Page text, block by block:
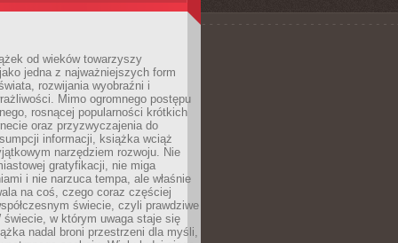
od wieków towarzyszy
jedna z najważniejszych form
rozwijania wyobraźni i
Mimo ogromnego postępu
rosnącej popularności krótkich
oraz przyzwyczajenia do
informacji, książka wciąż
narzędziem rozwoju. Nie
gratyfikacji, nie miga
i nie narzuca tempa, ale właśnie
na coś, czego coraz częściej
świecie, czyli prawdziwe
świecie, w którym uwaga staje się
nadal broni przestrzeni dla myśli,